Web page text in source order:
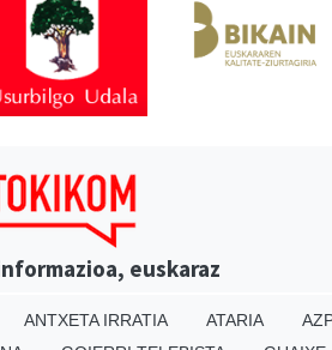
euskaraz
ANTXETA IRRATIA ATARIA